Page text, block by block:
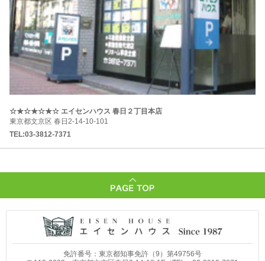
☆★☆★☆★☆ エイセンハウス 春日２丁目本店
東京都文京区 春日2-14-10-101
TEL:03-3812-7371
免許番号：東京都知事免許（9）第49756号